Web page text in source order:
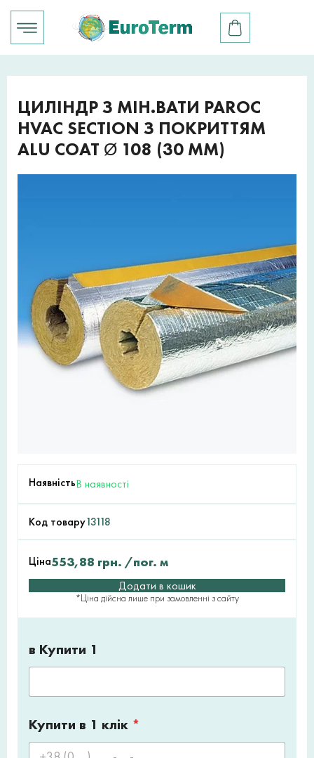
ЦИЛІНДР З МІН.ВАТИ PAROC
HVAC SECTION З ПОКРИТТЯМ
ALU COAT Ø 108 (30 ММ)
НаявністьВ наявності
Код товару13118
Ціна553,88 грн. /пог. м
Додати в кошик
*Ціна дійсна лише при замовленні з сайту
в Купити 1
Купити в 1 клік *